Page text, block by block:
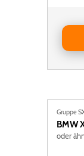
Gruppe
BMW
oder